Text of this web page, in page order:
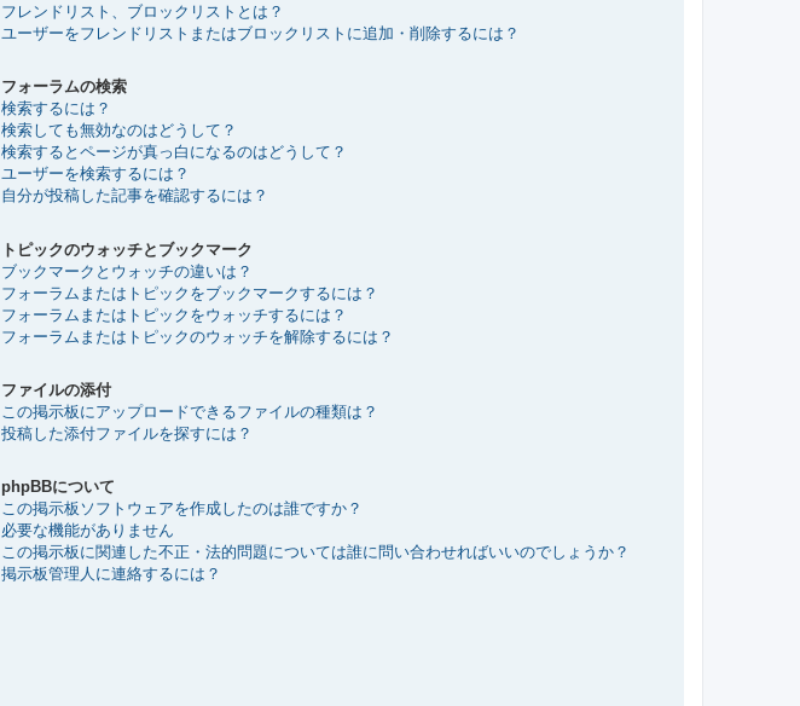
フレンドリスト、ブロックリストとは？
ユーザーをフレンドリストまたはブロックリストに追加・削除するには？
フォーラムの検索
検索するには？
検索しても無効なのはどうして？
検索するとページが真っ白になるのはどうして？
ユーザーを検索するには？
自分が投稿した記事を確認するには？
トピックのウォッチとブックマーク
ブックマークとウォッチの違いは？
フォーラムまたはトピックをブックマークするには？
フォーラムまたはトピックをウォッチするには？
フォーラムまたはトピックのウォッチを解除するには？
ファイルの添付
この掲示板にアップロードできるファイルの種類は？
投稿した添付ファイルを探すには？
phpBBについて
この掲示板ソフトウェアを作成したのは誰ですか？
必要な機能がありません
この掲示板に関連した不正・法的問題については誰に問い合わせればいいのでしょうか？
掲示板管理人に連絡するには？